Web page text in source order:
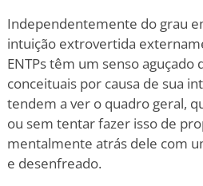
Independentemente do grau
intuição extrovertida
ENTPs têm um senso aguçado
conceituais por causa de sua
tendem a ver o quadro geral,
ou sem tentar fazer isso de
mentalmente atrás dele com
e desenfreado.